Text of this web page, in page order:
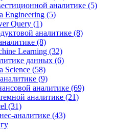
аналитике (5)
Engineering (5)
Query (1)
аналитике (8)
(8)
Learning (32)
данных (6)
Science (58)
(9)
аналитике (69)
аналитике (21)
(31)
(43)